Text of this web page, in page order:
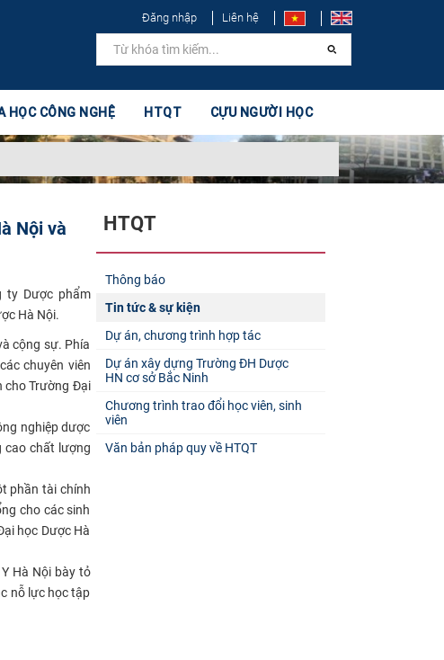
Đăng nhập Liên hệ
HỌC CÔNG NGHỆ HTQT CỰU NGƯỜI HỌC
Nội và
ty Dược phẩm
Hà Nội.
cộng sự. Phía
chuyên viên
cho Trường Đại
nghiệp dược
cao chất lượng
phần tài chính
cho các sinh
học Dược Hà
Hà Nội bày tỏ
nỗ lực học tập
HTQT
Thông báo
Tin tức & sự kiện
Dự án, chương trình hợp tác
Dự án xây dựng Trường ĐH Dược
HN cơ sở Bắc Ninh
Chương trình trao đổi học viên, sinh
viên
Văn bản pháp quy về HTQT